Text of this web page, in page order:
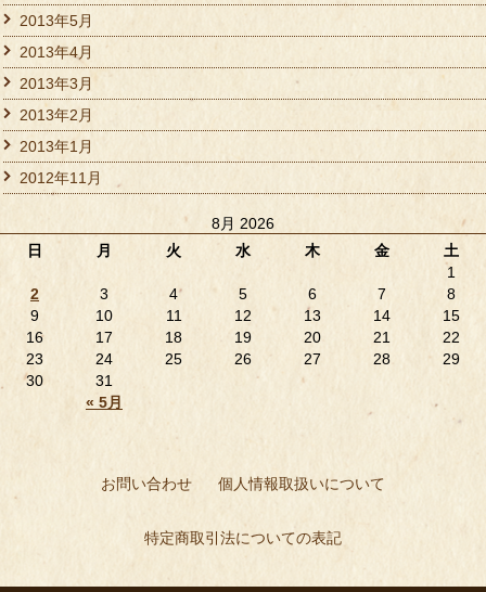
2013年5月
2013年4月
2013年3月
2013年2月
2013年1月
2012年11月
8月 2026
日
月 火 水 木 金 土
« 5月
1
2
3 4 5 6 7
8
9
10 11 12 13 14
15
16
17 18 19 20 21
22
23
24 25 26 27 28
29
30
31
お問い合わせ 個人情報取扱いについて
特定商取引法についての表記